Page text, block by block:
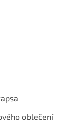
oblečení